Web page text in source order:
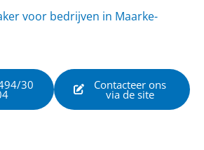
voor bedrijven in Maarke-
30 Contacteer ons
via de site